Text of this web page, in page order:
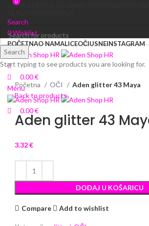
GDPR ZAŠTITA OSOBNIH PODATAKA
Search
0Wishlist
POČETNAO NAMALICEOČIUSNEINSTAGRAM
0
0.00€
Menu
0
0.00€
Click to enlarge
Početna
OČI
Aden glitter 43 Maya
Back to products
Aden glitter 43
3.32€
DODAJ U KOŠARICU
Compare Add to wishlist
Search
Start typing to see products you are looking for.